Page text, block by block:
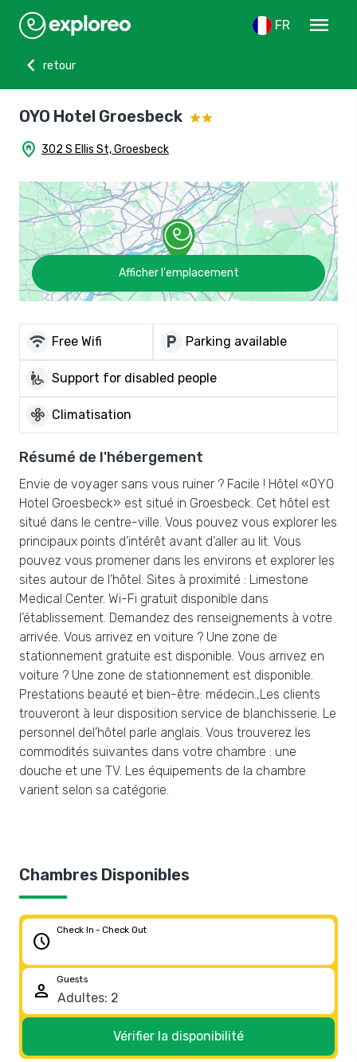
FR
menu
chevron_left
retour
OYO Hotel Groesbeck
home_pin 302 S Ellis St, Groesbeck
Afficher l'emplacement
wifi Free Wifi local_parking Parking available
wheelchair_pickup Support for disabled people
mode_fan Climatisation
Résumé de l'hébergement
Envie de voyager sans vous ruiner ? Facile ! Hôtel «OYO
Hotel Groesbeck» est situé in Groesbeck. Cet hôtel est
situé dans le centre-ville. Vous pouvez vous explorer les
principaux points d’intérêt avant d’aller au lit. Vous
pouvez vous promener dans les environs et explorer les
sites autour de l’hôtel. Sites à proximité : Limestone
Medical Center. Wi-Fi gratuit disponible dans
l’établissement. Demandez des renseignements à votre
arrivée. Vous arrivez en voiture ? Une zone de
stationnement gratuite est disponible. Vous arrivez en
voiture ? Une zone de stationnement est disponible.
Prestations beauté et bien-être: médecin.,Les clients
trouveront à leur disposition service de blanchisserie. Le
personnel del’hôtel parle anglais. Vous trouverez les
commodités suivantes dans votre chambre : une
douche et une TV. Les équipements de la chambre
varient selon sa catégorie.
Chambres Disponibles
schedule
Check In - Check Out
person
Guests
Vérifier la disponibilité